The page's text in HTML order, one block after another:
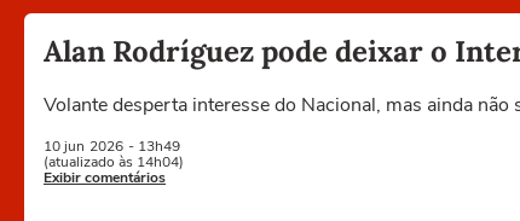
Alan Rodríguez pode deixar o
Volante desperta interesse do Nacional, mas ainda
10 jun 2026 - 13h49
(atualizado às 14h04)
Exibir comentários